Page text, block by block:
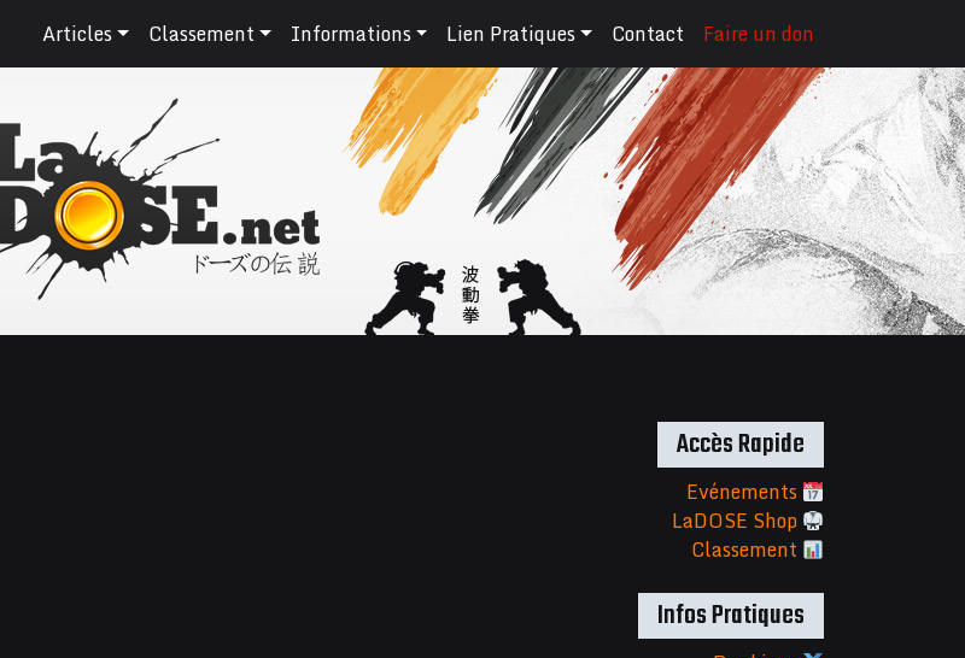
Articles Classement Informations Lien Pratiques Contact Faire un don
Accès Rapide
Evénements
LaDOSE Shop
Classement
Infos Pratiques